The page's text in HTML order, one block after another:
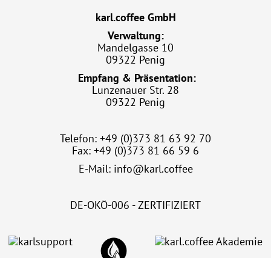
karl.coffee GmbH
Verwaltung:
Mandelgasse 10
09322 Penig
Empfang & Präsentation:
Lunzenauer Str. 28
09322 Penig
Telefon: +49 (0)373 81 63 92 70
Fax: +49 (0)373 81 66 59 6
E-Mail: info@karl.coffee
DE-OKÖ-006 - ZERTIFIZIERT